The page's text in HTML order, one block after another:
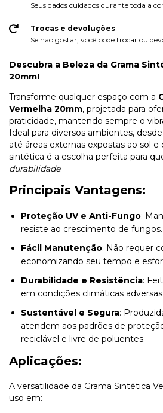
Seus dados cuidados durante toda a
Trocas e devoluções
Se não gostar, você pode trocar ou
Descubra a Beleza da Grama
20mm!
Transforme qualquer espaço com a
Vermelha 20mm, projetada para
praticidade, mantendo sempre o
Ideal para diversos ambientes,
até áreas externas expostas ao sol e
sintética é a escolha perfeita para
durabilidade.
Principais Vantagens:
Proteção UV e Anti-Fungo:
resiste ao crescimento de fungos.
Fácil Manutenção: Não requer
economizando seu tempo e
Durabilidade e Resistência:
em condições climáticas adversas.
Sustentável e Segura:
atendem aos padrões de
reciclável e livre de poluentes.
Aplicações:
A versatilidade da Grama Sintética
uso em: